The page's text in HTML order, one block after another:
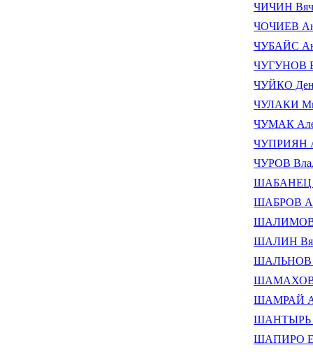
ЧИЧИН
ЧОЧИЕВ
ЧУБАЙС
ЧУГУНОВ
ЧУЙКО
ЧУЛАКИ
ЧУМАК
ЧУПРИЯН
ЧУРОВ
ШАБАНЕЦ
ШАБРОВ
ШАЛИМОВ
ШАЛИН
ШАЛЬНОВ
ШАМАХОВ
ШАМРАЙ
ШАНТЫРЬ
ШАПИРО